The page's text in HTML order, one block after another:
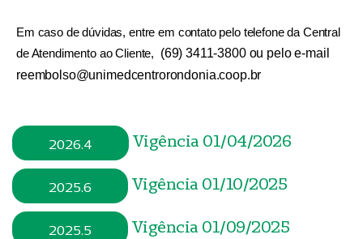
Em caso de dúvidas, entre em contato pelo telefone da Central
de Atendimento ao Cliente, (69) 3411-3800ou pelo e-mail
reembolso@unimedcentrorondonia.coop.br
2026.4 Vigência 01/04/2026
2025.6 Vigência 01/10/2025
2025.5 Vigência 01/09/2025